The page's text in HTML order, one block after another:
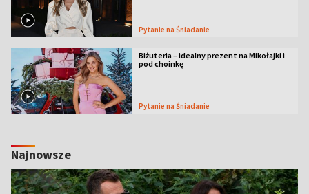
Pytanie na Śniadanie
Biżuteria – idealny prezent na Mikołajki i
pod choinkę
Pytanie na Śniadanie
Najnowsze